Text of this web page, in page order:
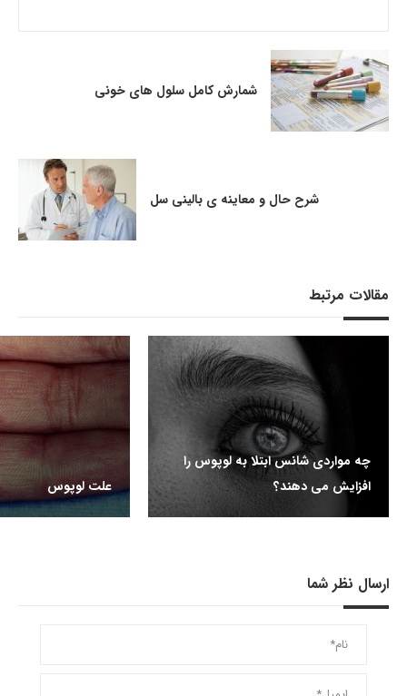
شمارش کامل سلول های خونی
شرح حال و معاینه ی بالینی سل
مقالات مرتبط
چه مواردی شانس ابتلا به لوپوس را
افزایش می دهند؟
علت لوپوس
ارسال نظر شما